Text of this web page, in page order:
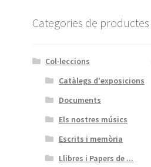
Categories de productes
Col·leccions
Catàlegs d'exposicions
Documents
Els nostres músics
Escrits i memòria
Llibres i Papers de ...